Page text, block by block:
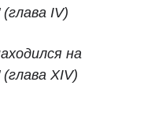
IV)
на
XIV)